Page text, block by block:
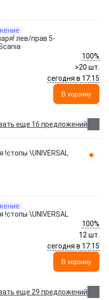
лев/прав 5-
100%
>20 шт.
сегодня в 17:15
В корзину
еще 16 предложений
!стопы \UNIVERSAL
!стопы \UNIVERSAL
100%
12 шт.
сегодня в 17:15
В корзину
еще 29 предложений